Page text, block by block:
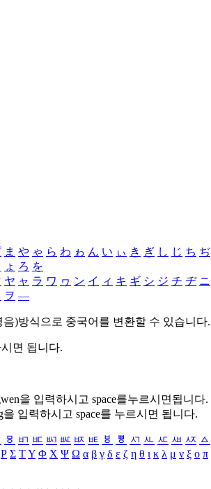
ま や ゃ ら わ ゎ ん い ぃ き ぎ し じ ち ぢ
ょ ろ を
ヤ ャ ラ ワ ヮ ン イ ィ キ ギ シ ジ チ ヂ ニ
ヲ ―
음)방식으로 중국어를 변환할 수 있습니다.
면 됩니다.
을 입력하시고 space를누르시면됩니다.
을 입력하시고 space를 누르시면 됩니다.
ㅱ ㅲ ㅳ ㅴ ㅵ ㅶ ㅷ ㅸ ㅹ ㅺ ㅻ ㅼ ㅽ ㅾ ㅿ
Ρ Σ ΤΥ Φ Χ Ψ Ω α β γ δ ε ζ η θ ι κ λ μ ν ξ ο π